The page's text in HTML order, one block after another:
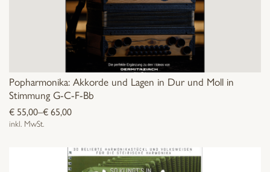
Popharmonika: Akkorde und Lagen in Dur und Moll in
Stimmung G-C-F-Bb
€ 55,00–€ 65,00
inkl. MwSt.